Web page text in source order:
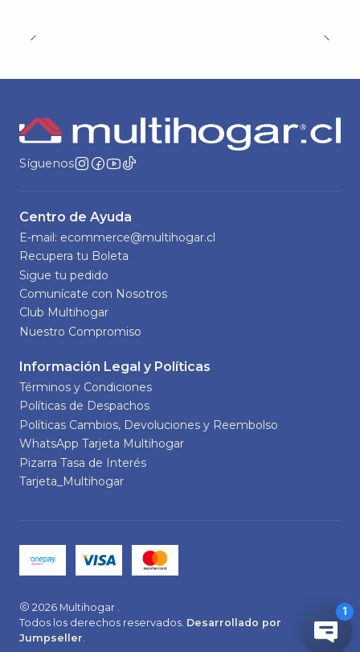
Síguenos
Centro de Ayuda
E-mail: ecommerce@multihogar.cl
Recupera tu Boleta
Sigue tu pedido
Comunícate con Nosotros
Club Multihogar
Nuestro Compromiso
Información Legal y Políticas
Términos y Condiciones
Políticas de Despachos
Políticas Cambios, Devoluciones y Reembolso
WhatsApp Tarjeta Multihogar
Pizarra Tasa de Interés
Tarjeta_Multihogar
2026 Multihogar .
Todos los derechos reservados. Desarrollado por
Jumpseller.